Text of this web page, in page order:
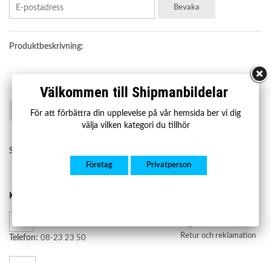
Bevaka
Produktbeskrivning:
Spara som favorit
Shipman art.nr:
KONTAKTA OSS
Telefon: 08-23 23 50
Retur och reklamation
Välkommen till Shipmanbildelar
För att förbättra din upplevelse på vår hemsida ber vi dig
välja vilken kategori du tillhör
Företag Privatperson